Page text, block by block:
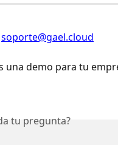
soporte@gael.cloud
una demo para tu
tu pregunta?